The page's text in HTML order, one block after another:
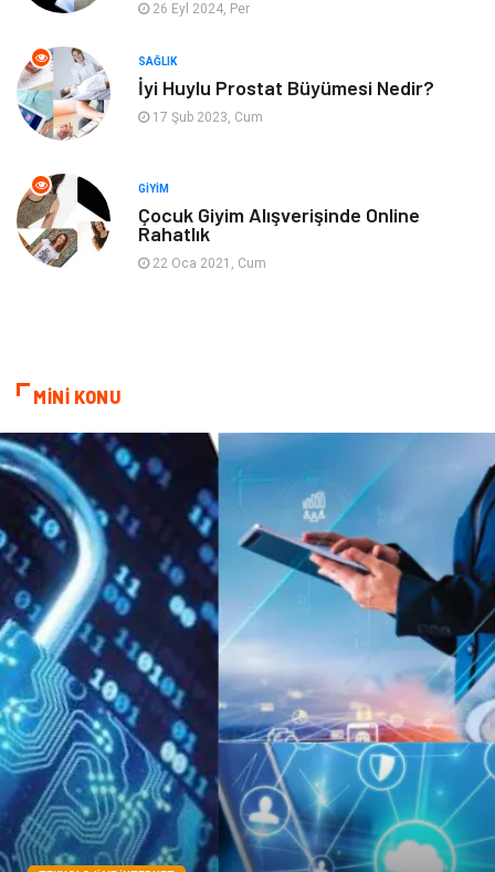
Ev işleri
Cam
Sigorta Spor Malzemeleri
Bebek Giyim
Kına Gecesi
26 Eyl 2024, Per
SAĞLIK
İyi Huylu Prostat Büyümesi Nedir?
17 Şub 2023, Cum
GIYIM
Çocuk Giyim Alışverişinde Online
Rahatlık
22 Oca 2021, Cum
MİNİ KONU